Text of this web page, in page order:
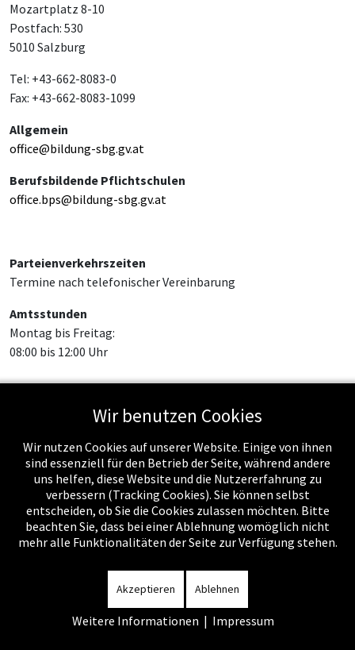
Mozartplatz 8-10
Postfach: 530
5010 Salzburg
Tel: +43-662-8083-0
Fax: +43-662-8083-1099
Allgemein
office@bildung-sbg.gv.at
Berufsbildende Pflichtschulen
office.bps@bildung-sbg.gv.at
Parteienverkehrszeiten
Termine nach telefonischer Vereinbarung
Amtsstunden
Montag bis Freitag:
08:00 bis 12:00 Uhr
Feed-EinträgeWir benutzen Cookies
Wir nutzen Cookies auf unserer Website. Einige von ihnen
sind essenziell für den Betrieb der Seite, während andere
uns helfen, diese Website und die Nutzererfahrung zu
verbessern (Tracking Cookies). Sie können selbst
entscheiden, ob Sie die Cookies zulassen möchten. Bitte
beachten Sie, dass bei einer Ablehnung womöglich nicht
mehr alle Funktionalitäten der Seite zur Verfügung stehen.
Akzeptieren Ablehnen
Weitere Informationen | Impressum